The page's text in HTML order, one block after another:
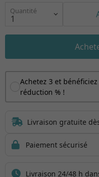
Quantité
Achetez 3 et
réduction % !